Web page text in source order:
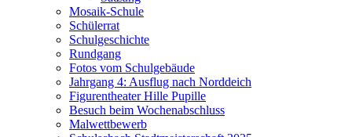
Mosaik-Schule
Schülerrat
Schulgeschichte
Rundgang
Fotos vom Schulgebäude
Jahrgang 4: Ausflug nach Norddeich
Figurentheater Hille Pupille
Besuch beim Wochenabschluss
Malwettbewerb